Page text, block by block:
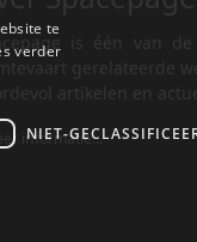
is één van
informatie...
te
verder
NIET-